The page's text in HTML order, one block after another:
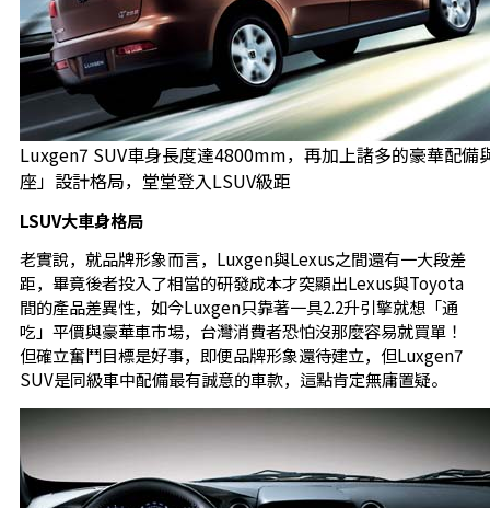
Luxgen7 SUV車身長度達4800mm，再加上諸多的豪華配備
座」設計格局，堂堂登入LSUV級距
LSUV大車身格局
老實說，就品牌形象而言，Luxgen與Lexus之間還有一大段差
距，畢竟後者投入了相當的研發成本才突顯出Lexus與Toyota
間的產品差異性，如今Luxgen只靠著一具2.2升引擎就想「通
吃」平價與豪華車市場，台灣消費者恐怕沒那麼容易就買單！
但確立奮鬥目標是好事，即便品牌形象還待建立，但Luxgen7
SUV是同級車中配備最有誠意的車款，這點肯定無庸置疑。